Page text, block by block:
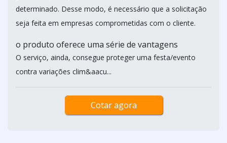
determinado. Desse modo, é necessário que a solicitação
seja feita em empresas comprometidas com o cliente.
o produto oferece uma série de vantagens
O serviço, ainda, consegue proteger uma festa/evento
contra variações clim&aacu...
Cotar agora